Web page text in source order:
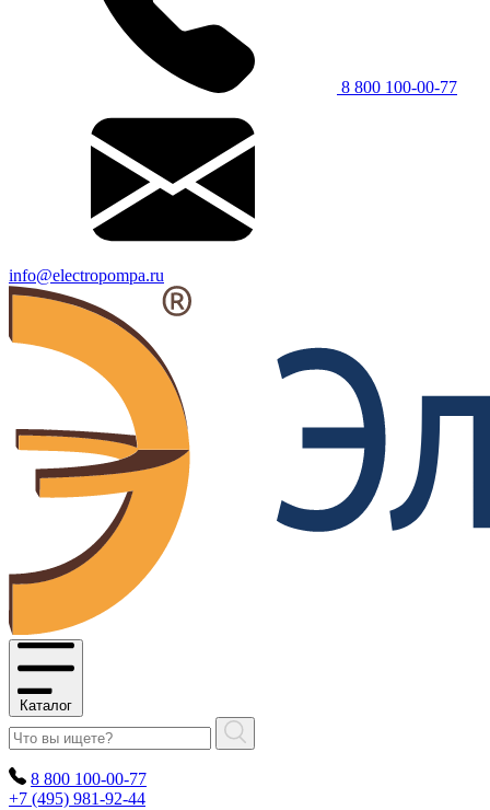
8 800 100-00-77
info@electropompa.ru
Каталог
8 800 100-00-77
+7 (495) 981-92-44